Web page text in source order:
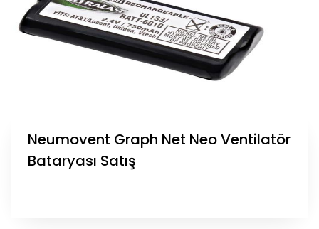
Neumovent Graph Net Neo Ventilatör
Bataryası Satış